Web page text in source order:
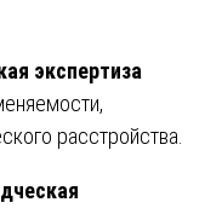
экспертиза
расстройства.